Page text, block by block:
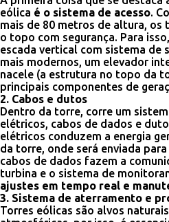
eólica é o sistema de acesso.
mais de 80 metros de altura, os
o topo com segurança. Para
escada vertical com sistema de
mais modernos, um elevador
nacele (a estrutura no topo da
principais componentes de
2. Cabos e dutos
Dentro da torre, corre um
elétricos, cabos de dados e
elétricos conduzem a energia
da torre, onde será enviada
cabos de dados fazem a
turbina e o sistema de
ajustes em tempo real e
3. Sistema de aterramento e
Torres eólicas são alvos